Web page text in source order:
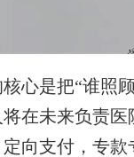
是把“谁照顾
在未来负责
向支付，专款